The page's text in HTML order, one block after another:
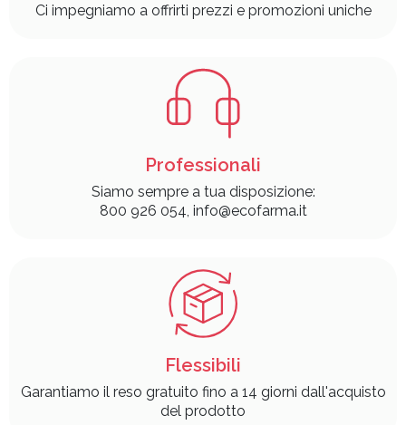
Ci impegniamo a offrirti prezzi e promozioni uniche
Professionali
Siamo sempre a tua disposizione:
800 926 054, info@ecofarma.it
Flessibili
Garantiamo il reso gratuito fino a 14 giorni dall'acquisto
del prodotto